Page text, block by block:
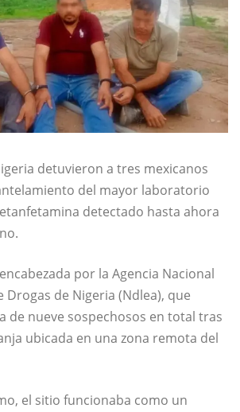
detuvieron a tres mexicanos
del mayor laboratorio
detectado hasta ahora
por la Agencia Nacional
Drogas de Nigeria (Ndlea), que
de nueve sospechosos en total tras
ubicada en una zona remota del
el sitio funcionaba como un